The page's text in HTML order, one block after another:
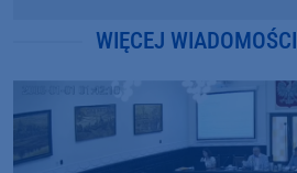
WIĘCEJ WIADOMOŚCI